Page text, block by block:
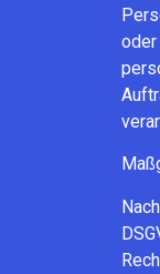
oder